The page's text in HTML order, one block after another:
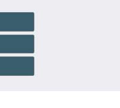
PRATIQUES